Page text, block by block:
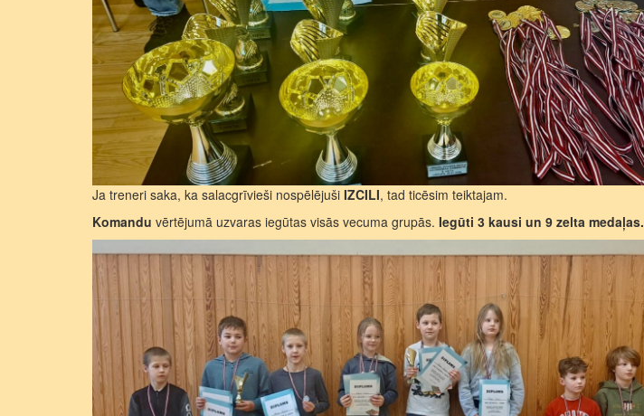
Ja treneri saka, ka salacgrīvieši nospēlējuši IZCILI, tad ticēsim teiktajam.
Komandu vērtējumā uzvaras iegūtas visās vecuma grupās. Iegūti 3 kausi un 9 zelta medaļas.